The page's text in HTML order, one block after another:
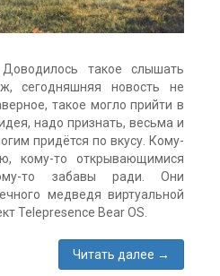
такое слышать
сегодняшняя новость не
такое могло прийти в
надо признать, весьма и
придётся по вкусу. Кому-
кому-то открывающимися
то забавы ради. Они
медведя виртуальной
Telepresence Bear OS.
Читать далее →